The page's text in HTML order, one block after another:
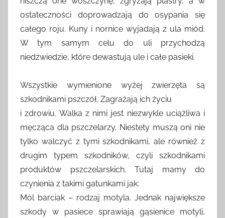
ostateczności doprowadzają do osypania się
całego roju. Kuny i nornice wyjadają z ula miód.
W tym samym celu do uli przychodzą
niedźwiedzie, które dewastują ule i całe pasieki.
Wszystkie wymienione wyżej zwierzęta są
szkodnikami pszczół. Zagrażają ich życiu
i zdrowiu. Walka z nimi jest niezwykle uciążliwa i
męcząca dla pszczelarzy. Niestety muszą oni nie
tylko walczyć z tymi szkodnikami, ale również z
drugim typem szkodników, czyli szkodnikami
produktów pszczelarskich. Tutaj mamy do
czynienia z takimi gatunkami jak:
Mól barciak – rodzaj motyla. Jednak największe
szkody w pasiece sprawiają gąsienice motyli,